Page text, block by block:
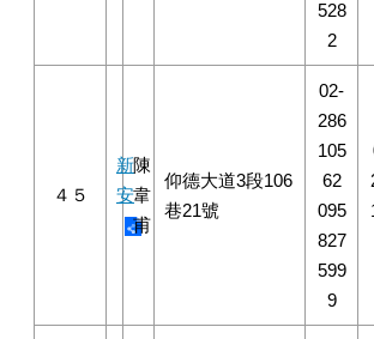
528
2
４５
新
安
陳
韋
甫
仰德大道3段106
巷21號
02-
286
105
62
095
827
599
9